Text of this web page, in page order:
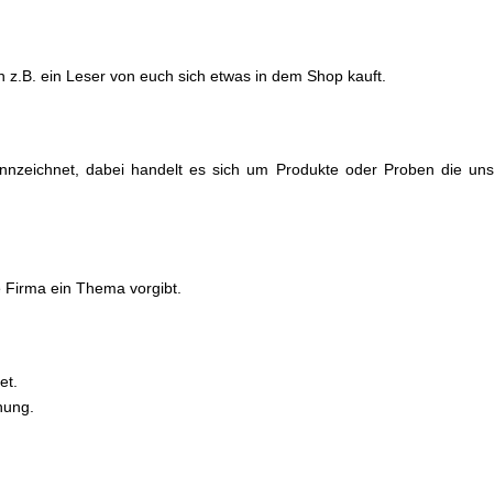
ein Leser von euch sich etwas in dem Shop kauft.
dabei handelt es sich um Produkte oder Proben die uns
ein Thema vorgibt.